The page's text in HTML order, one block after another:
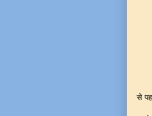
से